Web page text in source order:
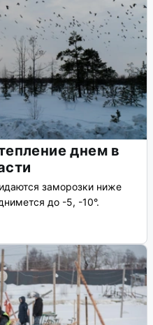
днем в
заморозки ниже
до -5, -10°.